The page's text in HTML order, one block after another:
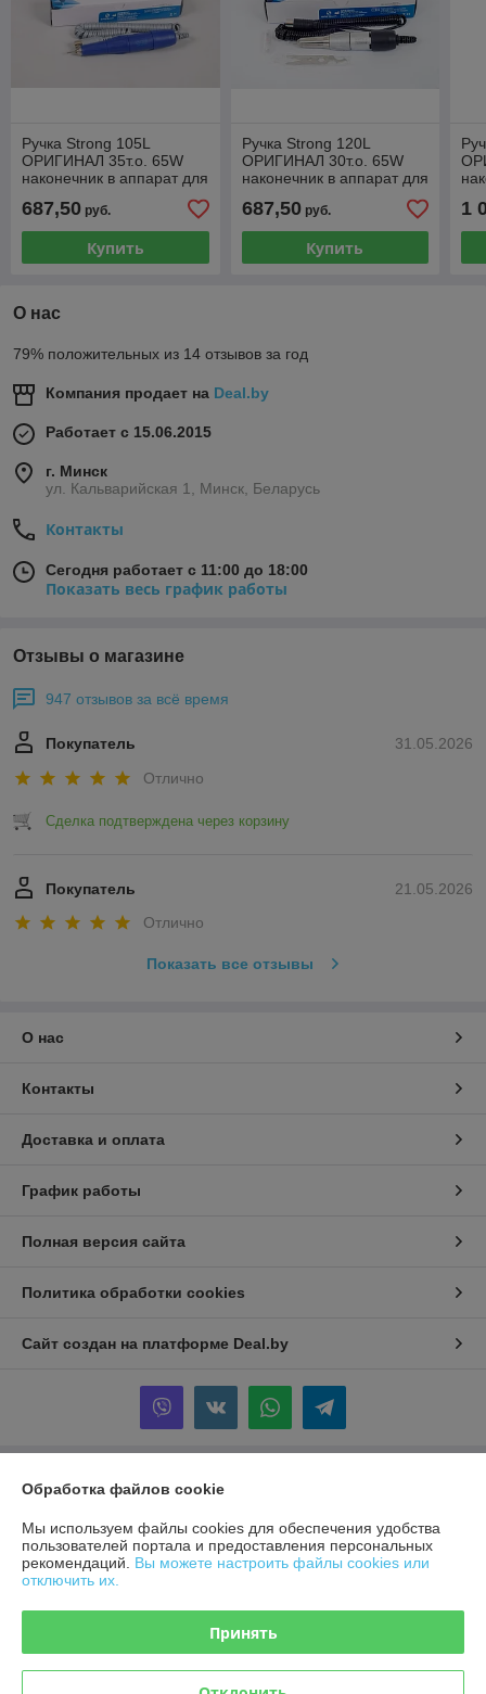
Ручка Strong 105L
ОРИГИНАЛ 35т.о. 65W
наконечник в аппарат для
687,50 руб.
Купить
Ручка Strong 120L
ОРИГИНАЛ 30т.о. 65W
наконечник в аппарат для
687,50руб.
Купить
1
О нас
79% положительных из 14 отзывов за год
Компания продает на Deal.by
Работает с 15.06.2015
г. Минск
ул. Кальварийская 1, Минск, Беларусь
Контакты
Сегодня работает с 11:00 до 18:00
Показать весь график работы
Отзывы о магазине
947 отзывов за всё время
31.05.2026
Покупатель
Отлично
Сделка подтверждена через корзину
21.05.2026
Покупатель
Отлично
Показать все отзывы
О нас
Контакты
Доставка и оплата
График работы
Полная версия сайта
Политика обработки cookies
Сайт создан на платформе Deal.by
Информация для покупателя
Юридическое лицо:ООО "МАРКЕТТОППЛЕЙС"
220001 г.Минск ул.Кальварийская 1-1
Регистрационный номер ЕГР: 193814687
УНП: 193814687
Регистрационный орган: Минский горисполком
Дата регистрации компании: 25.11.2025
Обработка файлов cookie
Мы используем файлы cookies для обеспечения удобства
пользователей портала и предоставления персональных
рекомендаций. Вы можете настроить файлы cookies или
отключить их.
Принять